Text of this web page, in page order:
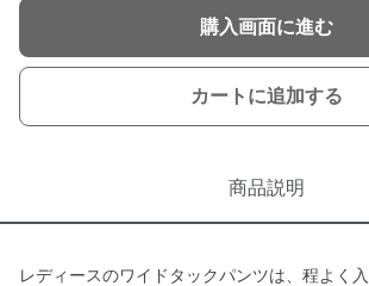
購入画面に進む
カートに追加する
商品説明
レディースのワイドタックパンツは、程よく